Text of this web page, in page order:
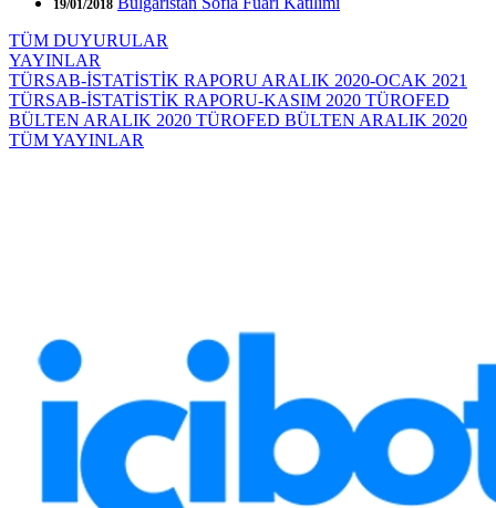
19/01/2018
TÜM DUYURULAR
YAYINLAR
TÜRSAB-İSTATİSTİK RAPORU ARALIK 2020-OCAK 2021
TÜRSAB-İSTATİSTİK RAPORU-KASIM 2020 TÜROFED
BÜLTEN ARALIK 2020 TÜROFED BÜLTEN ARALIK 2020
TÜM YAYINLAR